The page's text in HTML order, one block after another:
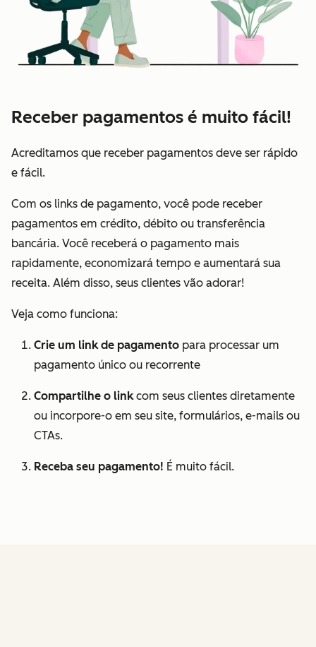
Receber pagamentos é muito fácil!
Acreditamos que receber pagamentos deve ser rápido
e fácil.
Com os links de pagamento, você pode receber
pagamentos em crédito, débito ou transferência
bancária. Você receberá o pagamento mais
rapidamente, economizará tempo e aumentará sua
receita. Além disso, seus clientes vão adorar!
Veja como funciona:
Crie um link de pagamento para processar um
pagamento único ou recorrente
Compartilhe o linkcom seus clientes diretamente
ou incorpore-o em seu site, formulários, e-mails ou
CTAs.
Receba seu pagamento! É muito fácil.